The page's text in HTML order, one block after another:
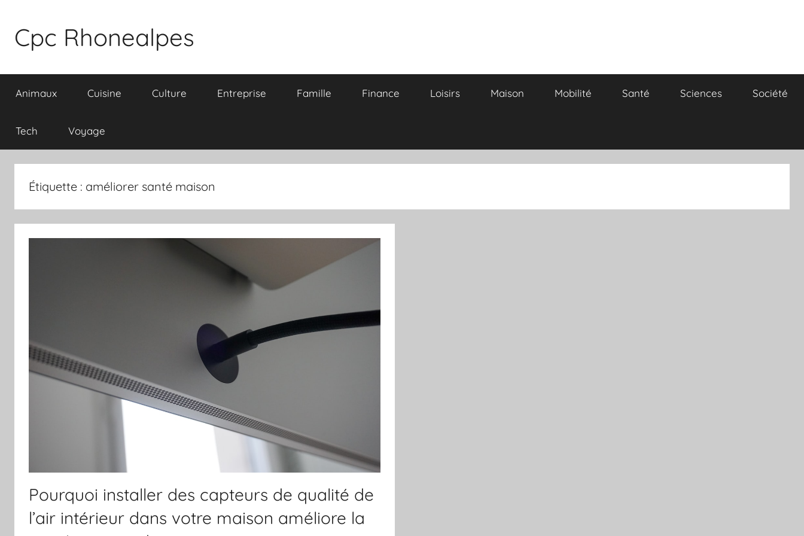
contenu
Cpc Rhonealpes
Animaux Cuisine Culture Entreprise Famille Finance Loisirs Maison Mobilité Santé Sciences Société
Tech Voyage
Étiquette : améliorer santé maison
Pourquoi installer des capteurs de qualité de
l’air intérieur dans votre maison améliore la